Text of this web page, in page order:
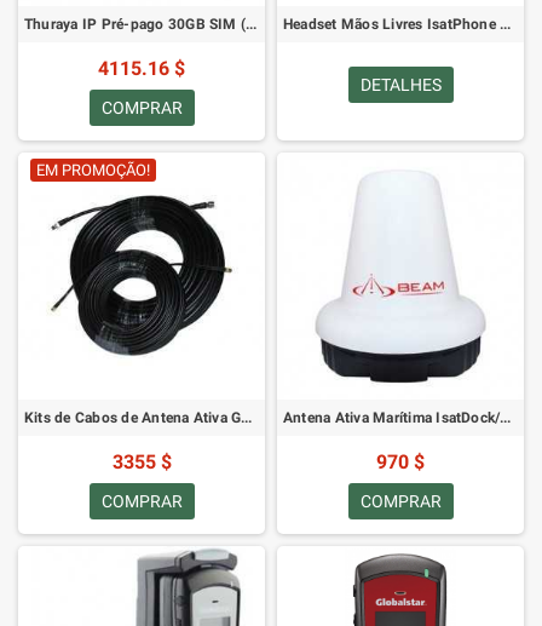
Thuraya IP Pré-pago 30GB SIM (Carregado com 30GB)
4115.16 $
COMPRAR
Headset Mãos Livres IsatPhone Pro
DETALHES
EM PROMOÇÃO!
Kits de Cabos de Antena Ativa GPS IsatDock/Oceana 100m Inmarsat
3355 $
COMPRAR
Antena Ativa Marítima IsatDock/Oceana
970 $
COMPRAR